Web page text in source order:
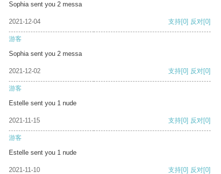
Sophia sent you 2 messa
2021-12-04 支持[0] 反对[0]
游客
Sophia sent you 2 messa
2021-12-02 支持[0] 反对[0]
游客
Estelle sent you 1 nude
2021-11-15 支持[0] 反对[0]
游客
Estelle sent you 1 nude
2021-11-10 支持[0] 反对[0]